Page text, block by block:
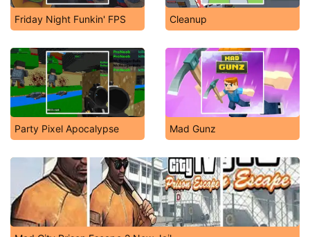
Friday Night Funkin' FPS Cleanup
Party Pixel Apocalypse Mad Gunz